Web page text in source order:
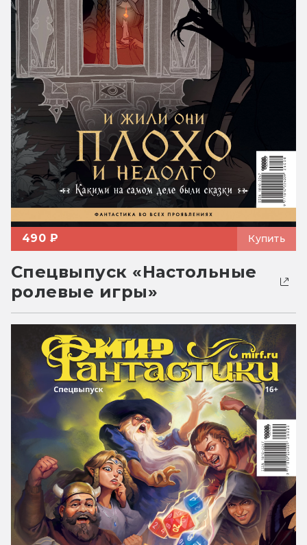
490 ₽ Купить
Спецвыпуск «Настольные
ролевые игры»